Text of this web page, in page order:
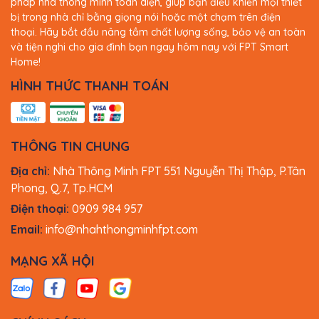
dùng trong việc điều khiển cửa cuốn và cửa cổng. Với
thiết kế tinh tế, gam màu trắng sang trọng cùng công
nghệ kết nối tiên tiến, sản phẩm giúp bạn dễ dàng quản
lý cửa cổng từ xa, đồng thời tăng cường an ninh và nâng
cao trải nghiệm sống thông minh.
Lợi ích khi sử dụng công tắc
cửa cuốn thông minh Athena
bị trong nhà chỉ bằng giọng nói hoặc một chạm trên điện
thoại. Hãy bắt đầu nâng tầm chất lượng sống, bảo vệ an toàn
và tiện nghi cho gia đình bạn ngay hôm nay với FPT Smart
Home!
HÌNH THỨC THANH TOÁN
THÔNG TIN CHUNG
Địa chỉ: Nhà Thông Minh FPT 551 Nguyễn Thị Thập, P.Tân
Phong, Q.7, Tp.HCM
Điện thoại: 0909 984 957
Email: info@nhahthongminhfpt.com
MẠNG XÃ HỘI